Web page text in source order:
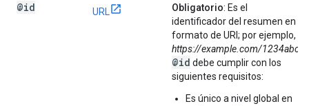
@id URL Obligatorio: Es el
identificador del resumen en
formato de URI; por ejemplo,
https://example.com/1234abc
@id debe cumplir con los
siguientes requisitos:
Es único a nivel global en